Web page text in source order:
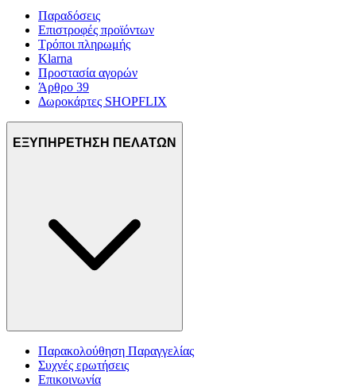
Παραδόσεις
Επιστροφές προϊόντων
Τρόποι πληρωμής
Klarna
Προστασία αγορών
Άρθρο 39
Δωροκάρτες SHOPFLIX
ΕΞΥΠΗΡΕΤΗΣΗ ΠΕΛΑΤΩΝ
Παρακολούθηση Παραγγελίας
Συχνές ερωτήσεις
Επικοινωνία